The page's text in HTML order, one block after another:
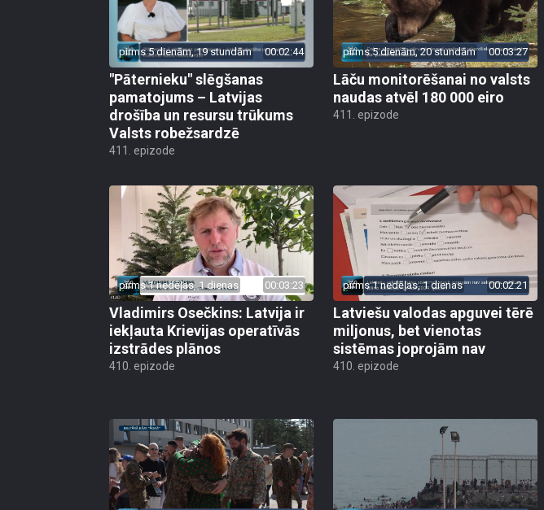
pirms 5 dienām, 19 stundām 00:02:44
"Pāternieku" slēgšanas
pamatojums – Latvijas
drošība un resursu trūkums
Valsts robežsardzē
411. epizode
pirms 5 dienām, 20 stundām 00:03:27
Lāču monitorēšanai no valsts
naudas atvēl 180 000 eiro
411. epizode
pirms 1 nedēļas, 1 dienas 00:03:23
Vladimirs Osečkins: Latvija ir
iekļauta Krievijas operatīvās
izstrādes plānos
410. epizode
pirms 1 nedēļas, 1 dienas 00:02:21
Latviešu valodas apguvei tērē
miljonus, bet vienotas
sistēmas joprojām nav
410. epizode